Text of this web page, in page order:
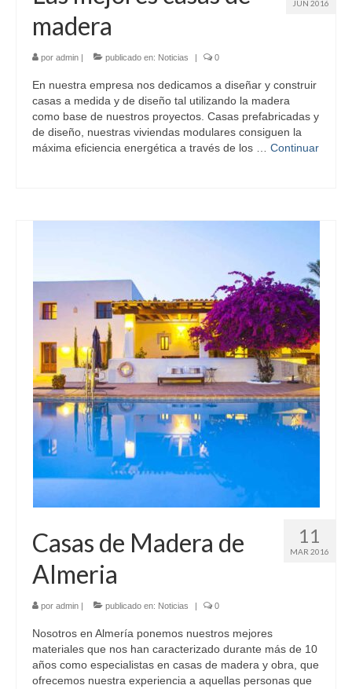
JUN 2016
madera
por admin publicado en: Noticias 0
En nuestra empresa nos dedicamos a diseñar y construir
casas a medida y de diseño tal utilizando la madera
como base de nuestros proyectos. Casas prefabricadas y
de diseño, nuestras viviendas modulares consiguen la
máxima eficiencia energética a través de los … Continuar
11
MAR 2016
Casas de Madera de
Almeria
por admin publicado en: Noticias 0
Nosotros en Almería ponemos nuestros mejores
materiales que nos han caracterizado durante más de 10
años como especialistas en casas de madera y obra, que
ofrecemos nuestra experiencia a aquellas personas que